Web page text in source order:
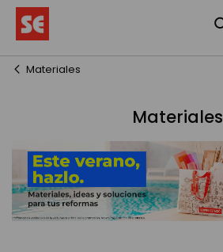
Content
Materiales
Materiales